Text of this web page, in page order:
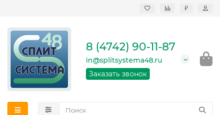
₽
кондиционеров в
области
График работы: 9:00 -
21:00 без перерыва и
8 (4742) 90-11-87
in@splitsystema48.ru
Заказать звонок